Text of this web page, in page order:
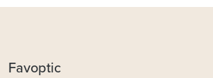
Favoptic